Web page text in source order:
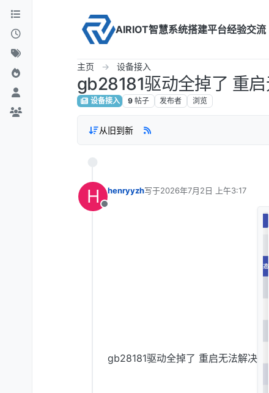
Skip to content
AIRIOT智慧系统搭建平台经验交流
主页 设备接入
gb28181驱动全掉了 重
设备接入 9 帖子 发布者 浏览
从旧到新
H
离线
henryyzh写于2026年7月2日 上午3:17
最后由 编辑
gb28181驱动全掉了 重启无法解决